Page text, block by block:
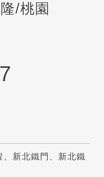
/桃園
新北鐵門、新北鐵